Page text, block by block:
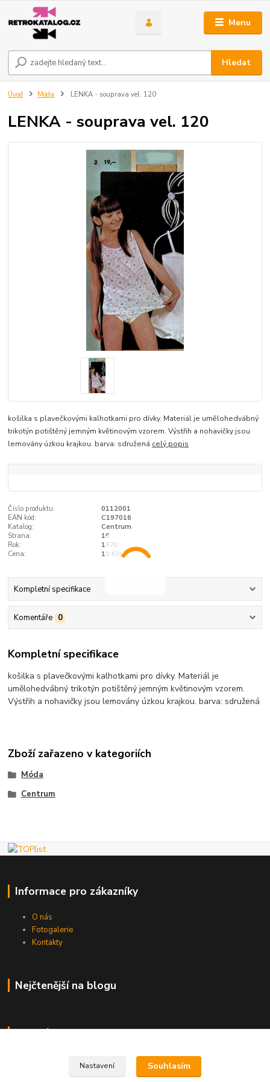
Menu
Hledat
Úvod Móda LENKA - souprava vel. 120
LENKA - souprava vel. 120
košilka s plavečkovými kalhotkami pro dívky. Materiál je umělohedvábný
trikotýn potištěný jemným květinovým vzorem. Výstřih a nohavičky jsou
lemovány úzkou krajkou. barva: sdružená celý popis
Číslo produktu:
0112001
EAN kód:
C197016
Katalog:
Centrum
Strana:
16
Rok:
1970
Cena:
19 Kčs
Kompletní specifikace
Komentáře 0
Kompletní specifikace
košilka s plavečkovými kalhotkami pro dívky. Materiál je
umělohedvábný trikotýn potištěný jemným květinovým vzorem.
Výstřih a nohavičky jsou lemovány úzkou krajkou. barva: sdružená
Zboží zařazeno v kategoriích
Móda
Centrum
Informace pro zákazníky
O nás
Fotogalerie
Kontakty
Nejčtenější na blogu
Kde nás najdete
Nastavení Souhlasím